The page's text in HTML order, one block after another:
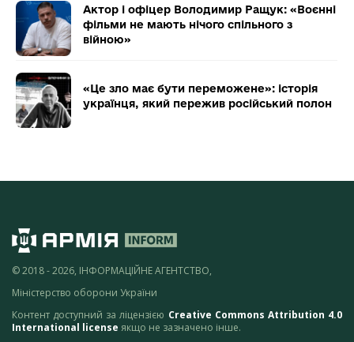
Актор і офіцер Володимир Ращук: «Воєнні
фільми не мають нічого спільного з
війною»
«Це зло має бути переможене»: історія
українця, який пережив російський полон
© 2018 - 2026, ІНФОРМАЦІЙНЕ АГЕНТСТВО,
Міністерство оборони України
Контент доступний за ліцензією Creative Commons Attribution 4.0
International license якщо не зазначено інше.